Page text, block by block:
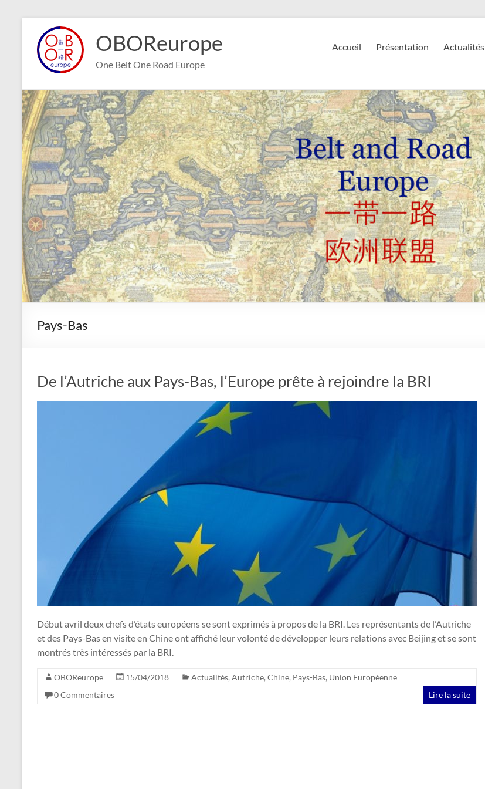
contenu
OBOReurope
One Belt One Road Europe
Accueil Présentation Actualités
Pays-Bas
De l’Autriche aux Pays-Bas, l’Europe prête à rejoindre la BRI
Début avril deux chefs d’états européens se sont exprimés à propos de la BRI. Les représentants de l’Autriche
et des Pays-Bas en visite en Chine ont affiché leur volonté de développer leurs relations avec Beijing et se sont
montrés très intéressés par la BRI.
OBOReurope 15/04/2018 Actualités, Autriche, Chine, Pays-Bas, Union Européenne
0 Commentaires
Lire la suite